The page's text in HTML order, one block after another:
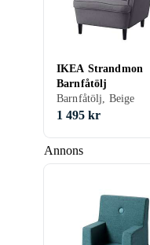
Annons
IKEA Strandmon
Barnfåtölj
Barnfåtölj, Beige
1 495 kr